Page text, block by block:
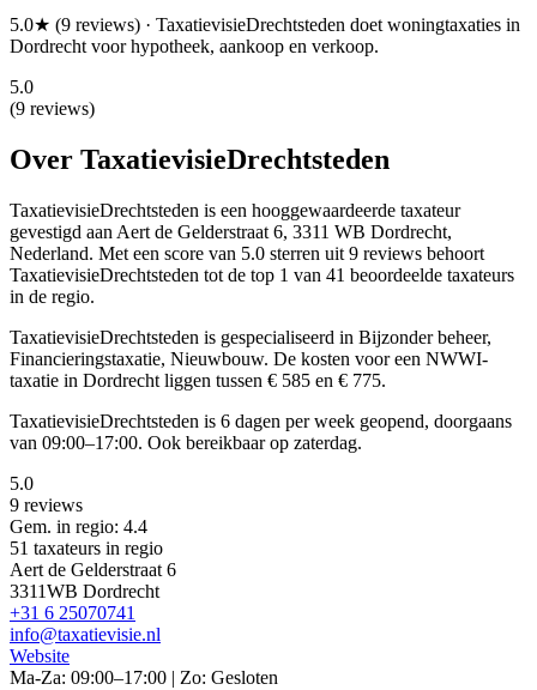
5.0★ (9 reviews) · TaxatievisieDrechtsteden doet woningtaxaties in
Dordrecht voor hypotheek, aankoop en verkoop.
5.0
(9 reviews)
Over TaxatievisieDrechtsteden
TaxatievisieDrechtsteden is een hooggewaardeerde taxateur
gevestigd aan Aert de Gelderstraat 6, 3311 WB Dordrecht,
Nederland. Met een score van 5.0 sterren uit 9 reviews behoort
TaxatievisieDrechtsteden tot de top 1 van 41 beoordeelde taxateurs
in de regio.
TaxatievisieDrechtsteden is gespecialiseerd in Bijzonder beheer,
Financieringstaxatie, Nieuwbouw. De kosten voor een NWWI-
taxatie in Dordrecht liggen tussen € 585 en € 775.
TaxatievisieDrechtsteden is 6 dagen per week geopend, doorgaans
van 09:00–17:00. Ook bereikbaar op zaterdag.
5.0
9 reviews
Gem. in regio: 4.4
51 taxateurs in regio
Aert de Gelderstraat 6
3311WB Dordrecht
+31 6 25070741
info@taxatievisie.nl
Website
Ma-Za: 09:00–17:00 | Zo: Gesloten